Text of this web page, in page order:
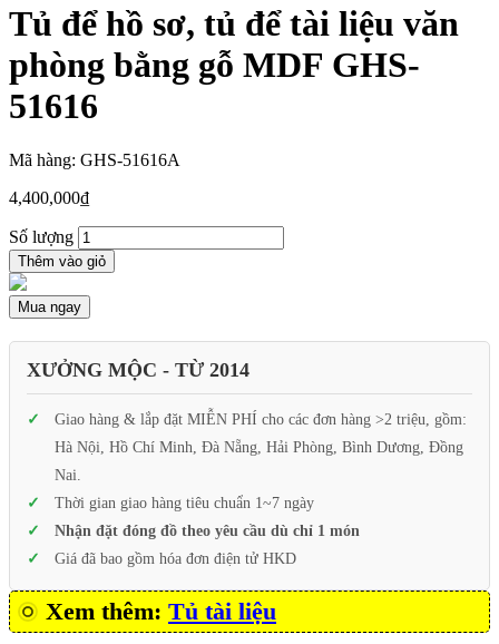
Tủ để hồ sơ, tủ để tài liệu văn
phòng bằng gỗ MDF GHS-
51616
Mã hàng: GHS-51616A
4,400,000₫
Số lượng
Thêm vào giỏ
Mua ngay
XƯỞNG MỘC - TỪ 2014
Giao hàng & lắp đặt MIỄN PHÍ cho các đơn hàng >2 triệu, gồm:
Hà Nội, Hồ Chí Minh, Đà Nẵng, Hải Phòng, Bình Dương, Đồng
Nai.
Thời gian giao hàng tiêu chuẩn 1~7 ngày
Nhận đặt đóng đồ theo yêu cầu dù chỉ 1 món
Giá đã bao gồm hóa đơn điện tử HKD
Xem thêm: Tủ tài liệu